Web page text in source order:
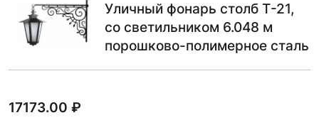
Уличный фонарь столб Т-21,
со светильником 6.048 м
порошково-полимерное сталь
17173.00 ₽